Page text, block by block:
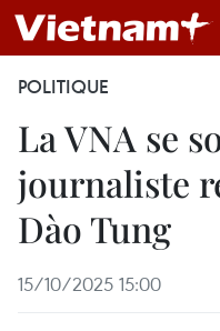
POLITIQUE
La VNA se
journaliste
Dào Tung
15/10/2025 15:00